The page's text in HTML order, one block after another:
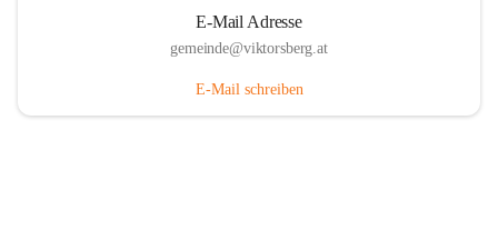
E-Mail Adresse
gemeinde@viktorsberg.at
E-Mail schreiben